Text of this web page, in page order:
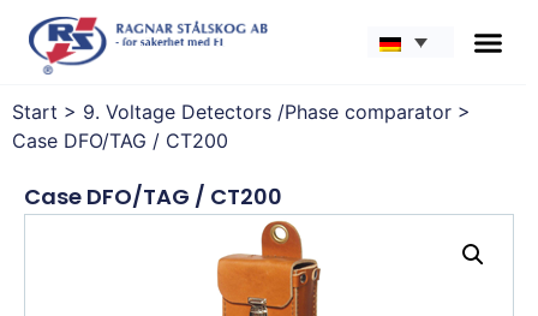
Start > 9. Voltage Detectors /Phase comparator >
Case DFO/TAG / CT200
Case DFO/TAG / CT200